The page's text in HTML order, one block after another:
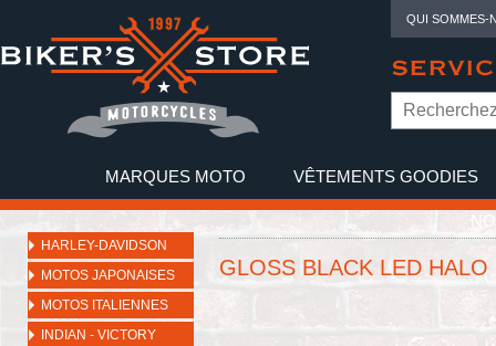
QUI SOMMES-
MARQUES MOTO VÊTEMENTS GOODIES
HARLEY-DAVIDSON
MOTOS JAPONAISES
MOTOS ITALIENNES
INDIAN - VICTORY
GLOSS BLACK LED